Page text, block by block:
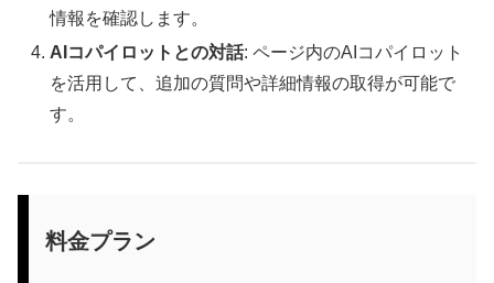
情報を確認します。
AIコパイロットとの対話: ページ内のAIコパイロット
を活用して、追加の質問や詳細情報の取得が可能で
す。
料金プラン